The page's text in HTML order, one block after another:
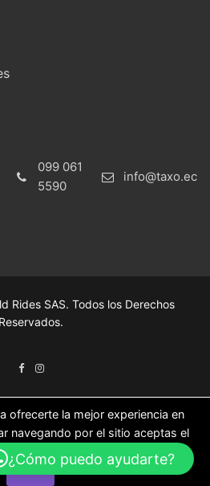
099 061
5590
info@taxo.ec
Rides SAS. Todos los Derechos
Reservados.
ofrecerte la mejor experiencia en
navegando por el sitio aceptas el
de las mismas.
Ok
¿Cómo puedo ayudarte?